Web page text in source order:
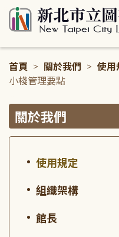
首頁 > 關於我們 > 使用
小棧管理要點
關於我們
使用規定
組織架構
館長